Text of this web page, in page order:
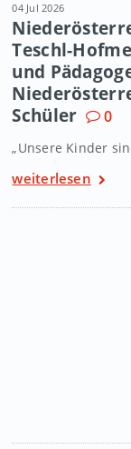
04 Jul 2026
Teschl-
und
Schüler
0
„Unsere Kinder
weiterlesen